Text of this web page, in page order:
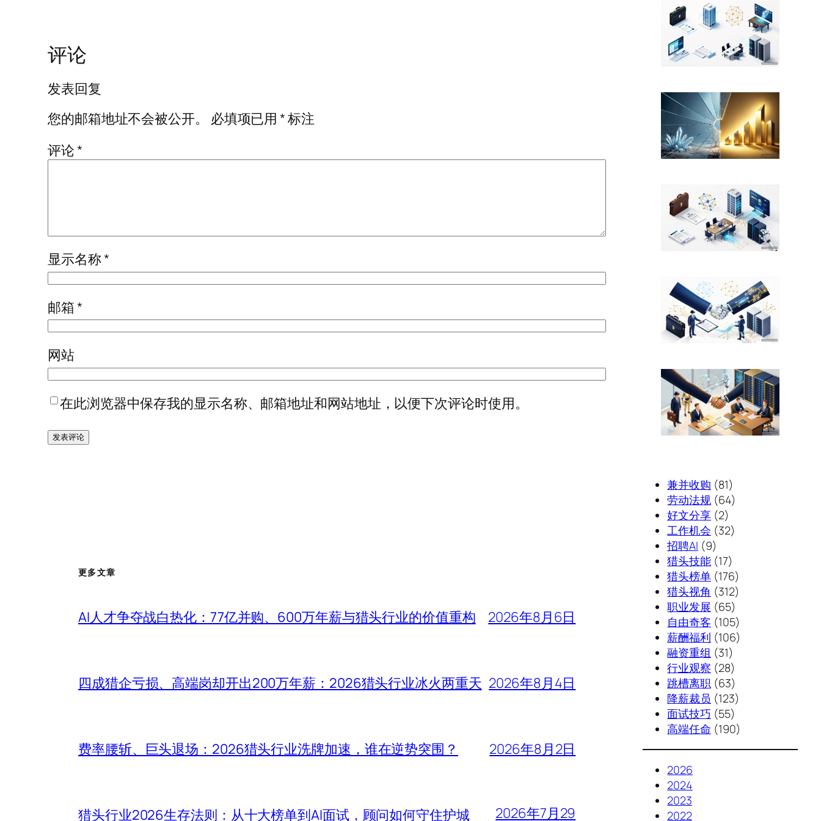
评论
发表回复
您的邮箱地址不会被公开。
必填项已用*标注
评论*
显示名称*
邮箱*
网站
在此浏览器中保存我的显示名称、邮箱地址和网站地址，以便下次评论时使用。
更多文章
AI人才争夺战白热化：77亿并购、600万年薪与猎头行业的价值重构 2026年8月6日
四成猎企亏损、高端岗却开出200万年薪：2026猎头行业冰火两重天 2026年8月4日
费率腰斩、巨头退场：2026猎头行业洗牌加速，谁在逆势突围？ 2026年8月2日
猎头行业2026生存法则：从十大榜单到AI面试，顾问如何守住护城
2026年7月29
兼并收购 (81)
劳动法规 (64)
好文分享 (2)
工作机会 (32)
招聘AI (9)
猎头技能 (17)
猎头榜单 (176)
猎头视角 (312)
职业发展 (65)
自由奇客 (105)
薪酬福利 (106)
融资重组 (31)
行业观察 (28)
跳槽离职 (63)
降薪裁员 (123)
面试技巧 (55)
高端任命 (190)
2026
2024
2023
2022